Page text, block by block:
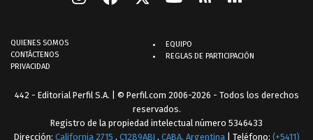
QUIENES SOMOS
CONTÁCTENOS
PRIVACIDAD
EQUIPO
REGLAS DE PARTICIPACIÓN
442 - Editorial Perfil S.A. | © Perfil.com 2006-2026 - Todos los derechos
reservados.
Registro de la propiedad intelectual número 5346433
Dirección: California 2715 , C1289ABI , CABA, Argentina | Teléfono: (+5411)